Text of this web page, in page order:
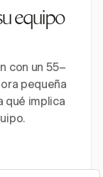
equipo
con un 55–
pequeña
qué implica